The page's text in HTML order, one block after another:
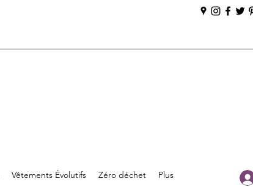
Vêtements Évolutifs Zéro déchet Plus